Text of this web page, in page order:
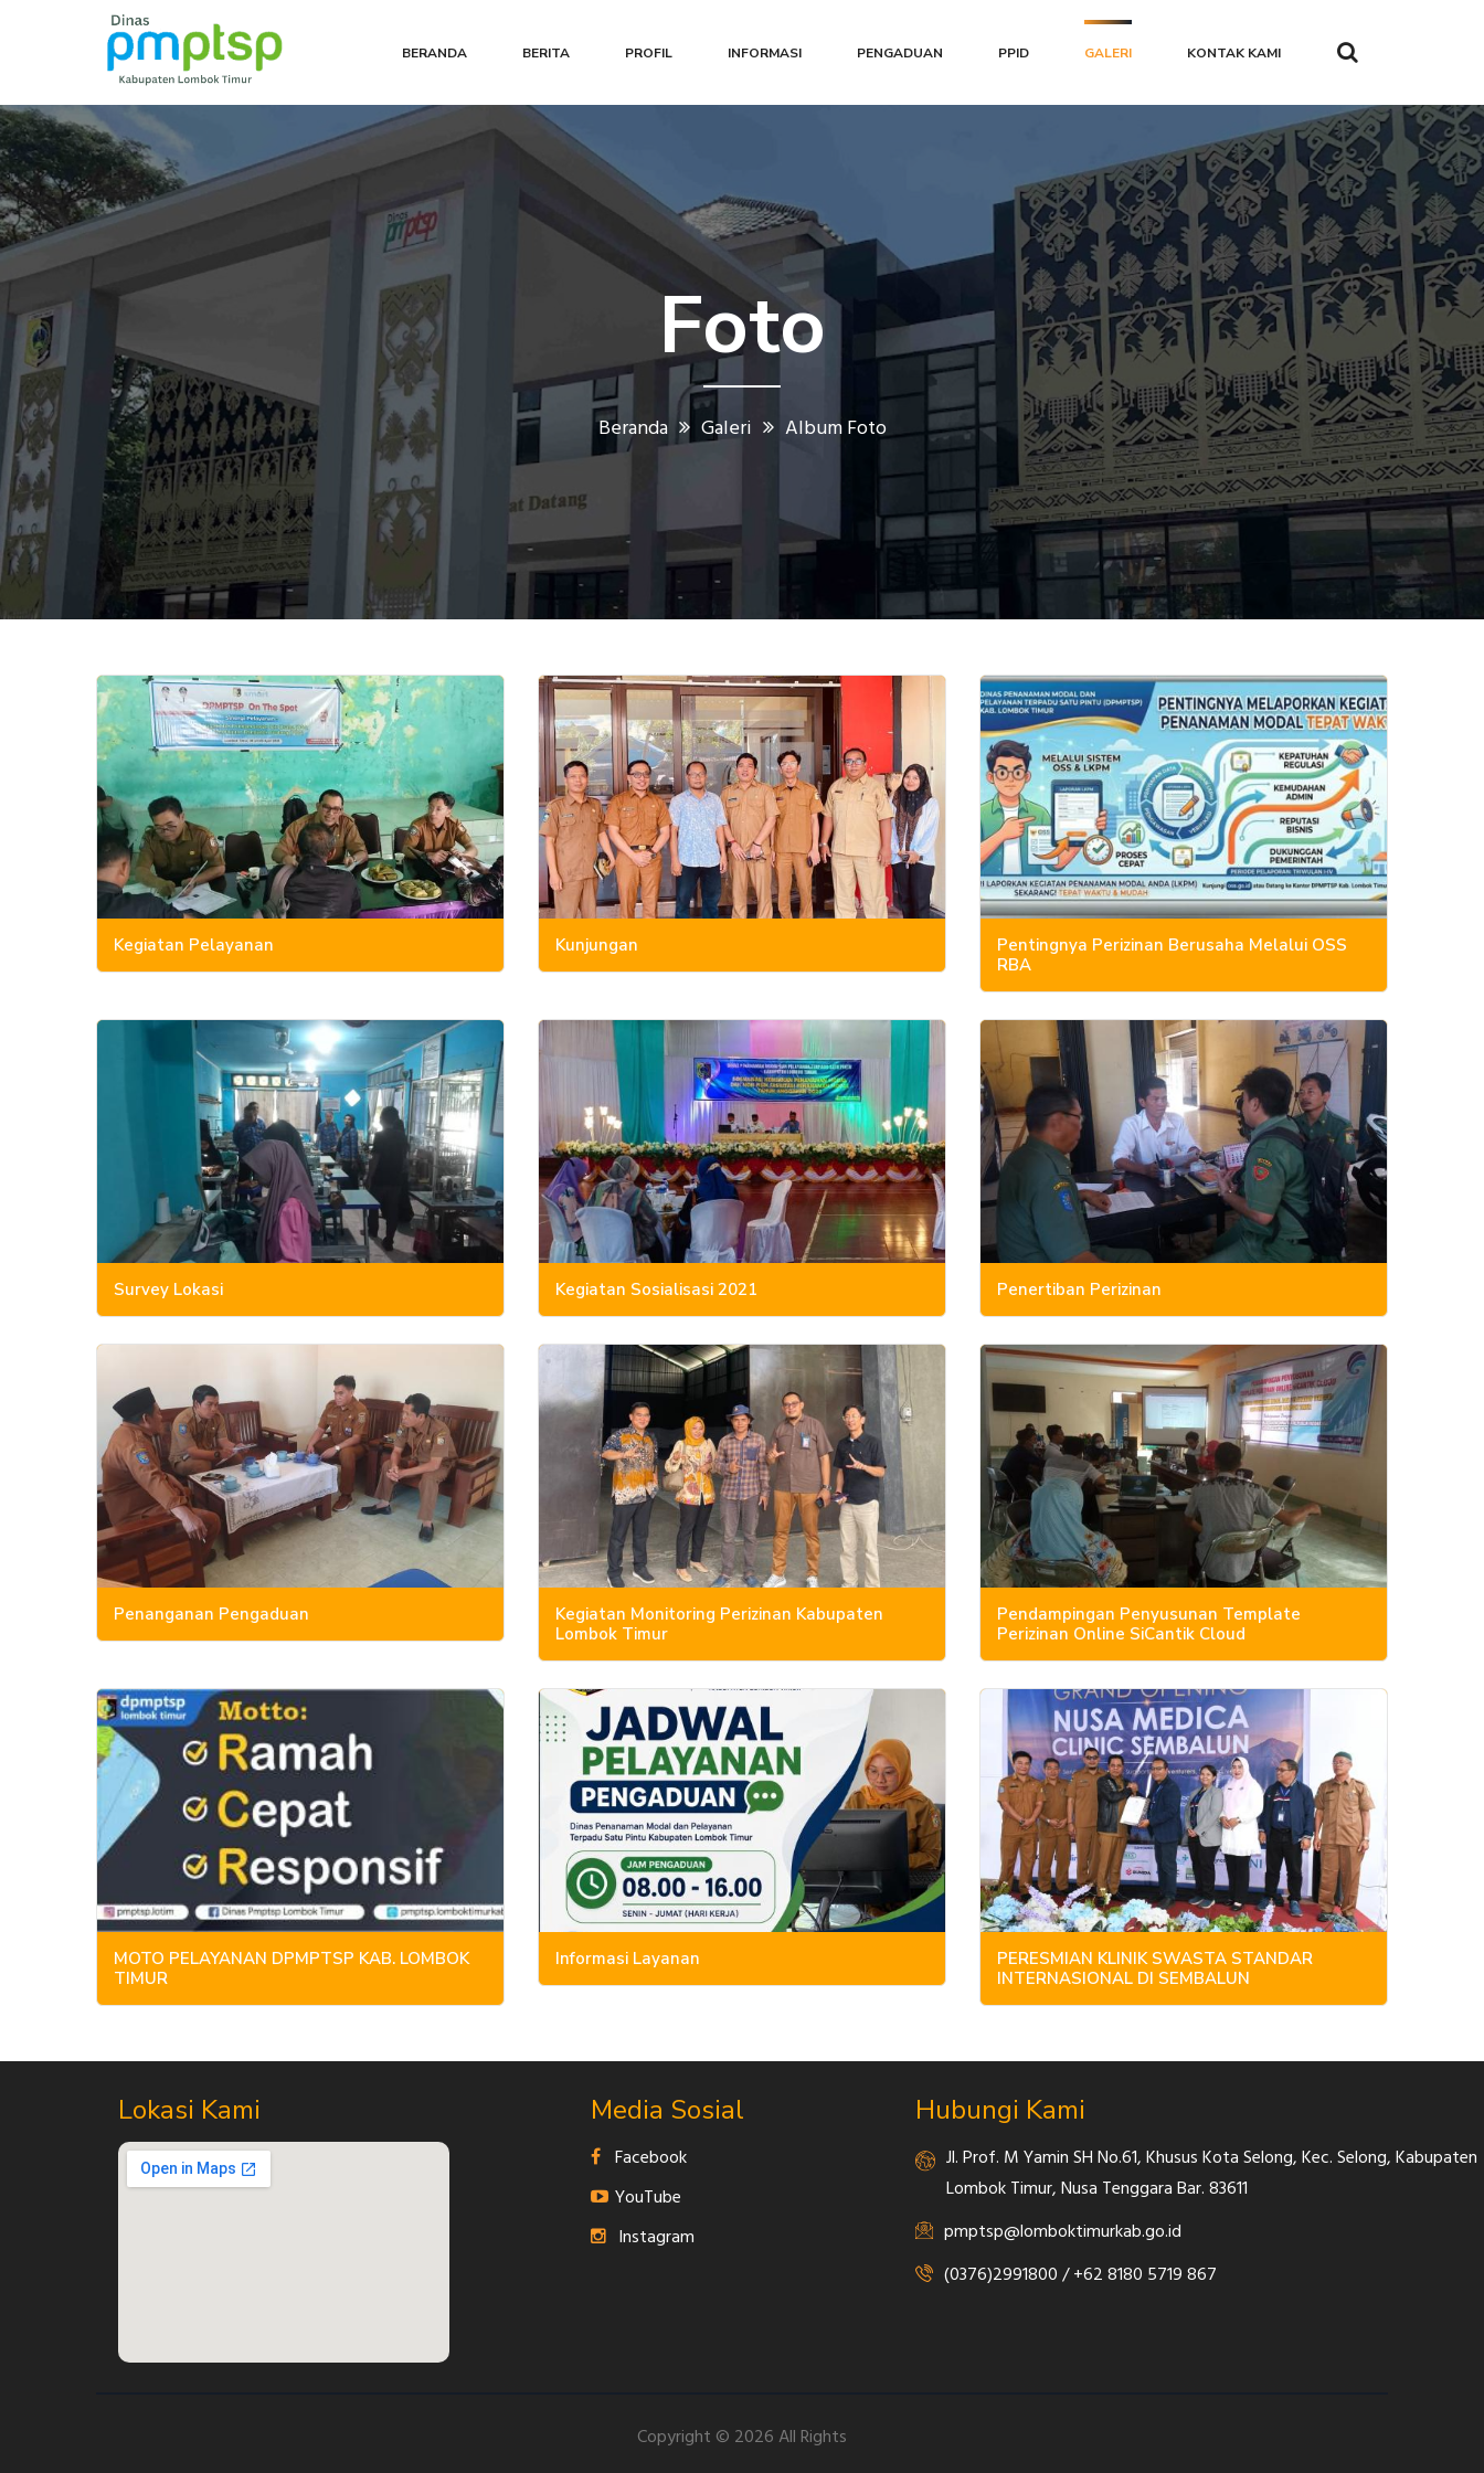
BERANDA BERITA PROFIL INFORMASI PENGADUAN PPID GALERI KONTAK KAMI
Foto
Beranda Galeri Album Foto
Kegiatan Pelayanan Kunjungan
Pentingnya Perizinan Berusaha Melalui OSS
RBA
Survey Lokasi Kegiatan Sosialisasi 2021 Penertiban Perizinan
Penanganan Pengaduan
Kegiatan Monitoring Perizinan Kabupaten
Lombok Timur
Pendampingan Penyusunan Template
Perizinan Online SiCantik Cloud
MOTO PELAYANAN DPMPTSP KAB. LOMBOK
TIMUR
Informasi Layanan
PERESMIAN KLINIK SWASTA STANDAR
INTERNASIONAL DI SEMBALUN
Lokasi Kami Media Sosial
Facebook
YouTube
Instagram
Hubungi Kami
Jl. Prof. M Yamin SH No.61, Khusus Kota Selong, Kec. Selong, Kabupaten
Lombok Timur, Nusa Tenggara Bar. 83611
pmptsp@lomboktimurkab.go.id
(0376)2991800 / +62 8180 5719 867
Copyright © 2026 All Rights